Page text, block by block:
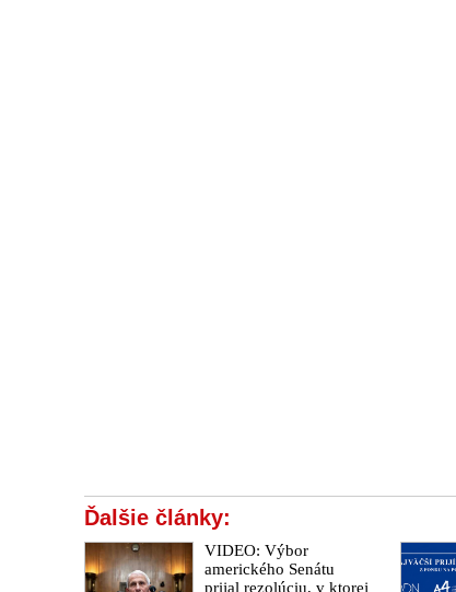
VIDEO, které vyvrací argumenty klimatických
Ďalšie články:
VIDEO: Výbor
amerického Senátu
prijal rezolúciu, v ktorej